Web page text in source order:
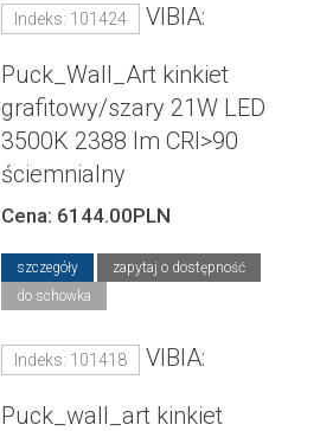
Indeks: 101424 VIBIA:
Puck_Wall_Art kinkiet
grafitowy/szary 21W LED
3500K 2388 lm CRI>90
ściemnialny
Cena: 6144.00PLN
szczegóły
zapytaj o dostępność
do schowka
Indeks: 101418 VIBIA:
Puck_wall_art kinkiet